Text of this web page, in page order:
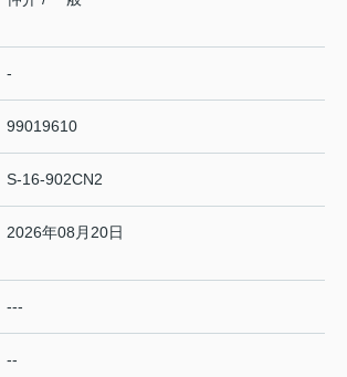
-
99019610
S-16-902CN2
2026年08月20日
---
--